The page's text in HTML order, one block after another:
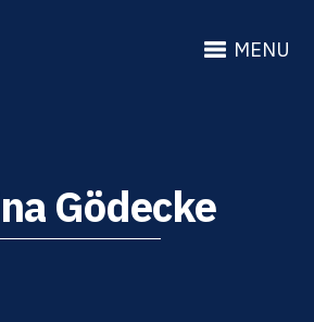
MENU
Gödecke